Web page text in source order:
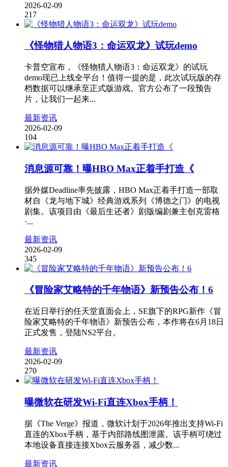
2026-02-09
217
《怪物猎人物语3：命运双龙》试玩demo
卡普空宣布，《怪物猎人物语3：命运双龙》的试玩
demo现已上线全平台！值得一提的是，此次试玩版的存
档数据可以继承至正式版游戏。官方公布了一段预告
片，让我们一起来...
最新资讯
2026-02-09
104
消息源可靠！曝HBO Max正着手打造《
据外媒Deadline率先披露，HBO Max正着手打造一部取
材自《龙与地下城》经典游戏系列《博德之门》的电视
剧集。该项目由《最后生还者》剧版编剧兼主创克雷格
·...
最新资讯
2026-02-09
345
《冒险家艾略特的千年物语》新预告公布！6
在近日举行的任天堂直面会上，SE旗下的RPG新作《冒
险家艾略特的千年物语》新预告公布，本作将在6月18日
正式发售，登陆NS2平台。
最新资讯
2026-02-09
270
曝微软在研发Wi-Fi直连Xbox手柄！
据《The Verge》报道，微软计划于2026年推出支持Wi-Fi
直连的Xbox手柄，基于内部路线图泄露。该手柄可绕过
本地设备直接连接Xbox云服务器，减少数...
最新资讯